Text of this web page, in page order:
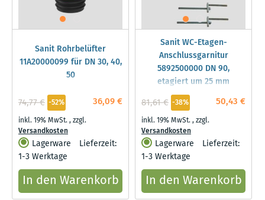
Sanit Rohrbelüfter
11A20000099 für DN 30, 40,
50
36,09 €
74,77 € -52%
inkl. 19% MwSt.,zzgl.
Versandkosten
Lagerware
Lieferzeit:
1-3 Werktage
In den Warenkorb
Sanit WC-Etagen-
Anschlussgarnitur
5892500000 DN 90,
etagiert um 25 mm
50,43 €
81,61 € -38%
inkl. 19% MwSt.,zzgl.
Versandkosten
Lagerware
Lieferzeit:
1-3 Werktage
In den Warenkorb